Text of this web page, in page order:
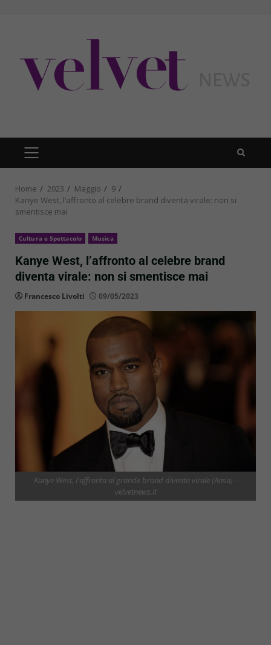
PRIMARY
MENU
Home 2023 Maggio
9
Kanye West, l’affronto al celebre brand diventa virale: non si
smentisce mai
Cultura e Spettacolo Musica
Kanye West, l’affronto al celebre brand
diventa virale: non si smentisce mai
Francesco Livolti 09/05/2023
Kanye West, l'affronta al grande brand diventa virale (Ansa) -
velvetnews.it